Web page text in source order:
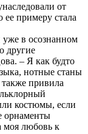
от
примеру стала
уже в осознанном
другие
– Я как будто
нотные станы
привила
костюмы, если
орнаменты
моя любовь к